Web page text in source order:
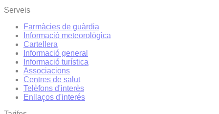
Serveis
Farmàcies de guàrdia
Informació meteorològica
Cartellera
Informació general
Informació turística
Associacions
Centres de salut
Telèfons d'interès
Enllaços d'interés